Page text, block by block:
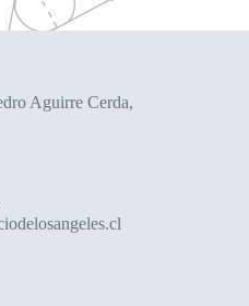
Aguirre Cerda,